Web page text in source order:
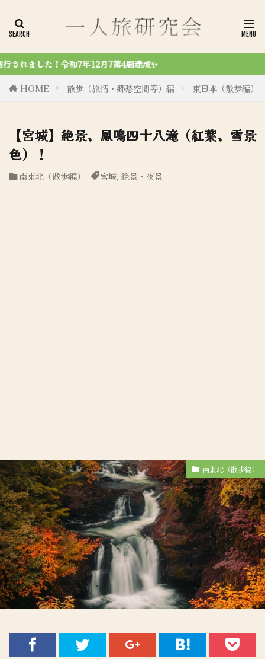
✨
HOME
散歩（旅情・郷愁空間等）編 東日本（散歩編）
【宮城】絶景、鳳鳴四十八滝（紅葉、雪景
色）！
南東北（散歩編） 宮城, 絶景・夜景
南東北（散歩編）